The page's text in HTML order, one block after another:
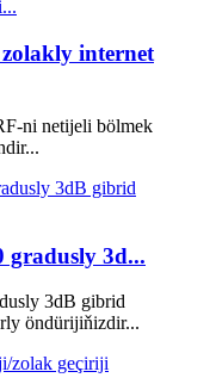
internet
ni netijeli bölmek
gradusly 3d...
3dB gibrid
öndürijiňizdir...